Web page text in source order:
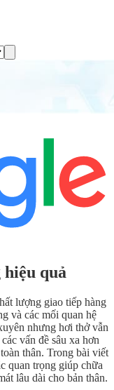
quả
lượng giao tiếp hàng
và các mối quan hệ
nhưng hơi thở vẫn
vấn đề sâu xa hơn
thân. Trong bài viết
quan trọng giúp chữa
lâu dài cho bản thân.